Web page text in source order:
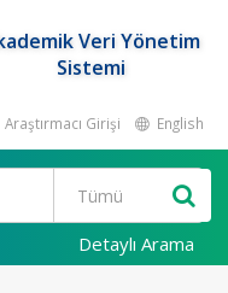
Veri Yönetim
Sistemi
Araştırmacı Girişi English
Detaylı Arama